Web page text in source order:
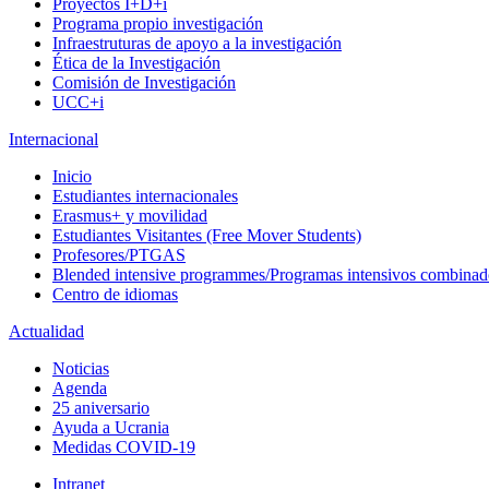
Proyectos I+D+i
Programa propio investigación
Infraestruturas de apoyo a la investigación
Ética de la Investigación
Comisión de Investigación
UCC+i
Internacional
Inicio
Estudiantes internacionales
Erasmus+ y movilidad
Estudiantes Visitantes (Free Mover Students)
Profesores/PTGAS
Blended intensive programmes/Programas intensivos
Centro de idiomas
Actualidad
Noticias
Agenda
25 aniversario
Ayuda a Ucrania
Medidas COVID-19
Intranet